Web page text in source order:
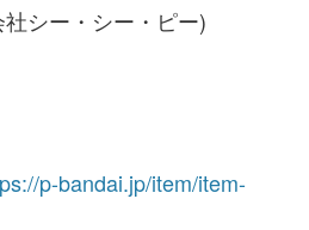
シー・シー・ピー)
p-bandai.jp/item/item-